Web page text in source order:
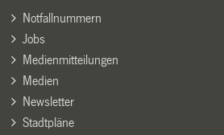
Notfallnummern
Jobs
Medienmitteilungen
Medien
Newsletter
Stadtpläne